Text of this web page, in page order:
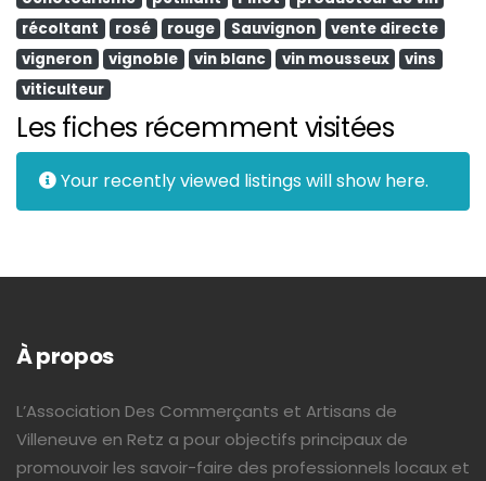
récoltant
rosé rouge Sauvignon
vente directe
vigneron
vignoble vin blanc vin mousseux
vins
viticulteur
Les fiches récemment visitées
Your recently viewed listings will show here.
À propos
L’Association Des Commerçants et Artisans de
Villeneuve en Retz a pour objectifs principaux de
promouvoir les savoir-faire des professionnels locaux et